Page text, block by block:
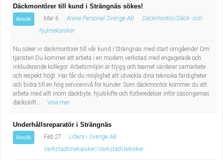
Däckmontörer till kund i Strängnäs sökes!
Ansök Mar 6 Arena Personal Sverige AB
Däckmontör/Däck- och
hjulmekaniker
Nu söker vi däckmontörer till vår kund i Strängnäs med start omgående! Om
tjänsten Du kommer att arbeta i en modern verkstad med engagerade och
inkluderande kollegor. Arbetsmiljön är trygg och teamet värderar samarbete
och respekt högt. Här får du möjlighet att utveckla dina tekniska färdigheter
och bidra till en hög servicenivå för kunder. Som däckmontör kommer du att
arbeta med allt inom däckbyte, hjulskifte och förberedelser inför säsongernas
däckskift...
Visa mer
Underhållsreparatör i Strängnäs
Ansök Feb 27
Libera i Sverige AB
Verkstadsmekaniker/Verkstadstekniker